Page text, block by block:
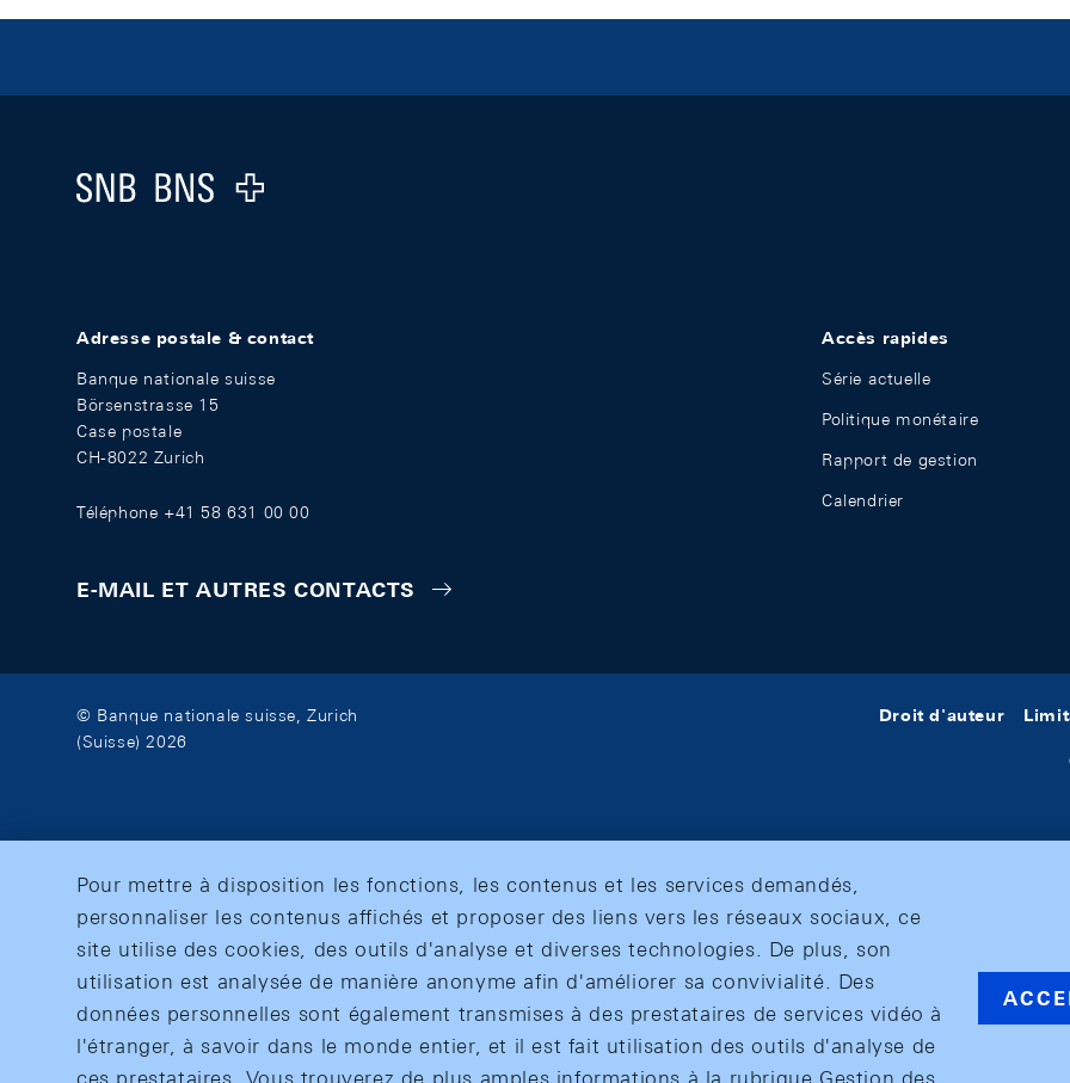
Logo
Adresse postale & contact
Banque nationale suisse
Börsenstrasse 15
Case postale
CH-8022 Zurich
Téléphone +41 58 631 00 00
E-MAIL ET AUTRES CONTACTS
Accès rapides
Série actuelle
Politique monétaire
Rapport de gestion
Calendrier
© Banque nationale suisse, Zurich
(Suisse) 2026
Droit d'auteur
Pour mettre à disposition les fonctions, les contenus et les services demandés,
personnaliser les contenus affichés et proposer des liens vers les réseaux sociaux, ce
site utilise des cookies, des outils d'analyse et diverses technologies. De plus, son
utilisation est analysée de manière anonyme afin d'améliorer sa convivialité. Des
données personnelles sont également transmises à des prestataires de services vidéo à
l'étranger, à savoir dans le monde entier, et il est fait utilisation des outils d'analyse de